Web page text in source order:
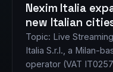
Nexim Italia
new Italian
Topic: Live
Italia S.r.l., a Milan-
operator (VAT